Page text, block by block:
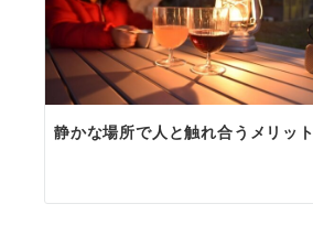
静かな場所で人と触れ合うメリット